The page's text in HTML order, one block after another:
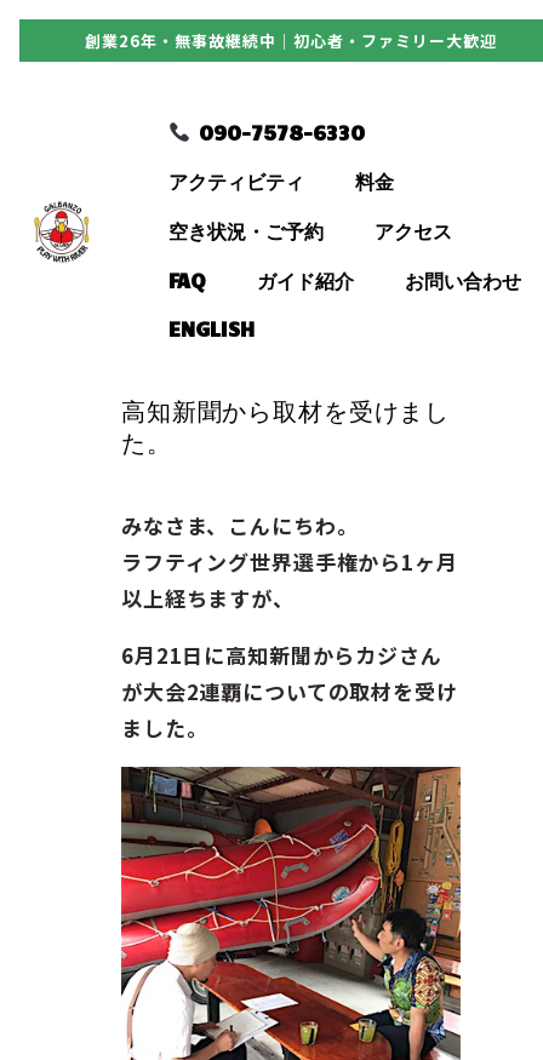
創業26年・無事故継続中｜初心者・ファミリー大歓迎
090-7578-6330
アクティビティ 料金
空き状況・ご予約 アクセス
FAQ ガイド紹介 お問い合わせ
ENGLISH
アクティビティ
料金
ガイド紹介
お問い合わせ
ENGLISH
高知新聞から取材を受けまし
た。
みなさま、こんにちわ。
ラフティング世界選手権から1ヶ月
以上経ちますが、
6月21日に高知新聞からカジさん
が大会2連覇についての取材を受け
ました。